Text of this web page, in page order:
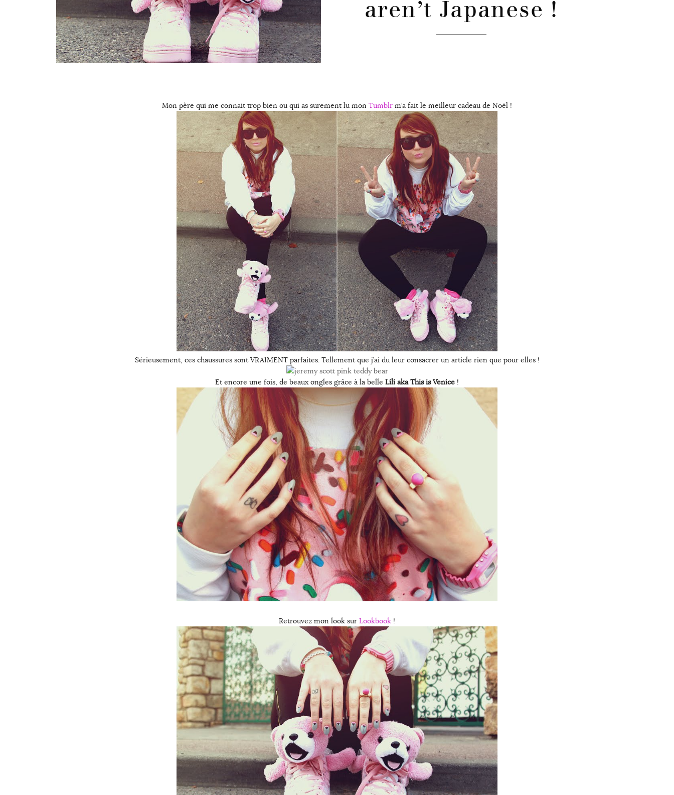
aren’t Japanese !
Mon père qui me connait trop bien ou qui as surement lu mon Tumblr m’a fait le meilleur cadeau de Noël !
Sérieusement, ces chaussures sont VRAIMENT parfaites. Tellement que j’ai du leur consacrer un article rien que pour elles !
Et encore une fois, de beaux ongles grâce à la belle Lili aka This is Venice !
Retrouvez mon look sur Lookbook !